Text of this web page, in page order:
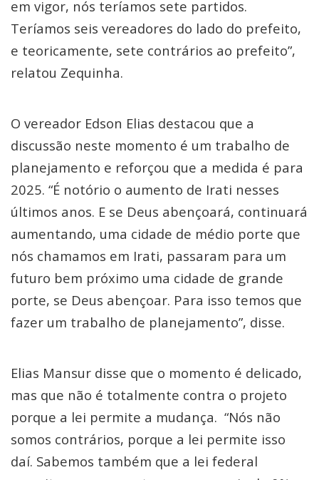
em vigor, nós teríamos sete partidos.
Teríamos seis vereadores do lado do prefeito,
e teoricamente, sete contrários ao prefeito”,
relatou Zequinha.
O vereador Edson Elias destacou que a
discussão neste momento é um trabalho de
planejamento e reforçou que a medida é para
2025. “É notório o aumento de Irati nesses
últimos anos. E se Deus abençoará, continuará
aumentando, uma cidade de médio porte que
nós chamamos em Irati, passaram para um
futuro bem próximo uma cidade de grande
porte, se Deus abençoar. Para isso temos que
fazer um trabalho de planejamento”, disse.
Elias Mansur disse que o momento é delicado,
mas que não é totalmente contra o projeto
porque a lei permite a mudança. “Nós não
somos contrários, porque a lei permite isso
daí. Sabemos também que a lei federal